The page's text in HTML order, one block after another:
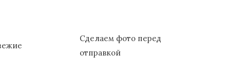
Сделаем фото перед
отправкой